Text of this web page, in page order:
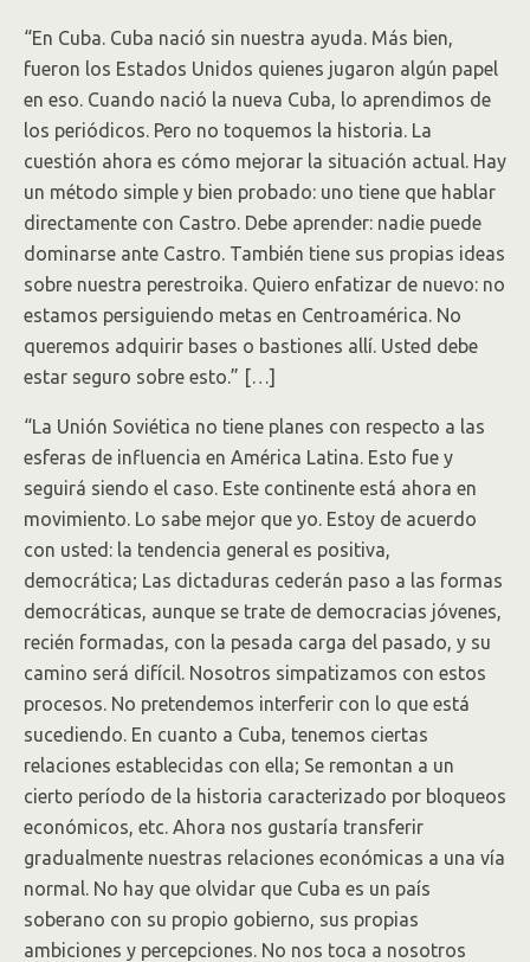
“En Cuba. Cuba nació sin nuestra ayuda. Más bien,
fueron los Estados Unidos quienes jugaron algún papel
en eso. Cuando nació la nueva Cuba, lo aprendimos de
los periódicos. Pero no toquemos la historia. La
cuestión ahora es cómo mejorar la situación actual. Hay
un método simple y bien probado: uno tiene que hablar
directamente con Castro. Debe aprender: nadie puede
dominarse ante Castro. También tiene sus propias ideas
sobre nuestra perestroika. Quiero enfatizar de nuevo: no
estamos persiguiendo metas en Centroamérica. No
queremos adquirir bases o bastiones allí. Usted debe
estar seguro sobre esto.” […]
“La Unión Soviética no tiene planes con respecto a las
esferas de influencia en América Latina. Esto fue y
seguirá siendo el caso. Este continente está ahora en
movimiento. Lo sabe mejor que yo. Estoy de acuerdo
con usted: la tendencia general es positiva,
democrática; Las dictaduras cederán paso a las formas
democráticas, aunque se trate de democracias jóvenes,
recién formadas, con la pesada carga del pasado, y su
camino será difícil. Nosotros simpatizamos con estos
procesos. No pretendemos interferir con lo que está
sucediendo. En cuanto a Cuba, tenemos ciertas
relaciones establecidas con ella; Se remontan a un
cierto período de la historia caracterizado por bloqueos
económicos, etc. Ahora nos gustaría transferir
gradualmente nuestras relaciones económicas a una vía
normal. No hay que olvidar que Cuba es un país
soberano con su propio gobierno, sus propias
ambiciones y percepciones. No nos toca a nosotros